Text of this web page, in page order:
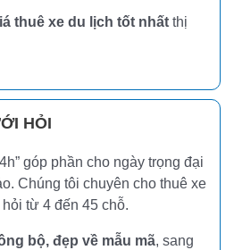
thuê xe du lịch tốt nhất thị
HỎI
góp phần cho ngày trọng đại
Chúng tôi chuyên cho thuê xe
từ 4 đến 45 chỗ.
bộ, đẹp về mẫu mã, sang